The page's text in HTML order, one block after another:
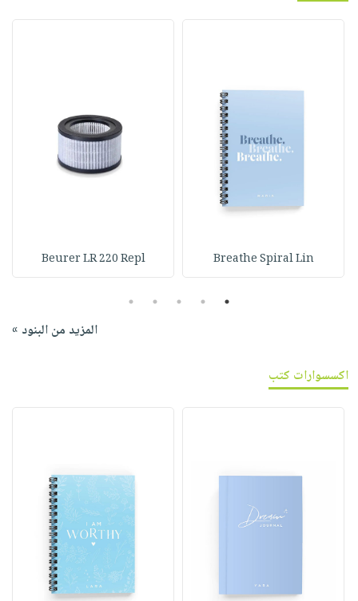
Breathe Spiral Lin
Beurer LR 220 Repl
1
2
3
4
5
المزيد من البنود »
اكسسوارات كتب